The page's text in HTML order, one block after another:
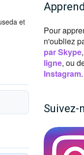
et
Pour
n'oubliez
par Skype
ligne, ou
Instagram.
Suivez-